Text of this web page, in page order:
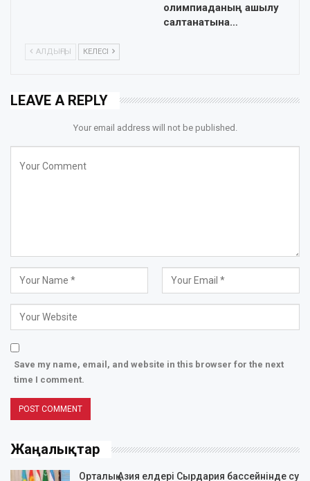
олимпиаданың ашылу
салтанатына…
АЛДЫҢҒЫ КЕЛЕСІ
LEAVE A REPLY
Your email address will not be published.
Save my name, email, and website in this browser for the next
time I comment.
Жаңалықтар
Орталық Азия елдері Сырдария бассейнінде су